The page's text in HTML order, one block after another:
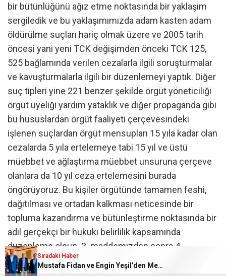
bir bütünlüğünü ağız etme noktasında bir yaklaşım
sergiledik ve bu yaklaşımımızda adam kasten adam
öldürülme suçları hariç olmak üzere ve 2005 tarih
öncesi yani yeni TCK değişimden önceki TCK 125,
525 bağlamında verilen cezalarla ilgili soruşturmalar
ve kavuşturmalarla ilgili bir düzenlemeyi yaptık. Diğer
suç tipleri yine 221 benzer şekilde örgüt yöneticiliği
örgüt üyeliği yardım yataklık ve diğer propaganda gibi
bu hususlardan örgüt faaliyeti çerçevesindeki
işlenen suçlardan örgüt mensupları 15 yıla kadar olan
cezalarda 5 yıla ertelemeye tabi 15 yıl ve üstü
müebbet ve ağlaştırma müebbet unsuruna çerçeve
olanlara da 10 yıl ceza ertelemesini burada
öngörüyoruz. Bu kişiler örgütünde tamamen feshi,
dağıtılması ve ortadan kalkması neticesinde bir
topluma kazandırma ve bütünleştirme noktasında bir
adil gerçekçi bir hukuki belirlilik kapsamında
düzenleme olsun. 3. maddemizden sonra 4.
maddemiz koruma tedbirleri ve kanun yolu
Sıradaki Haber
Mustafa Fidan ve Engin Yeşil’den Mehmet Mehdi Eker’e Ziyaret